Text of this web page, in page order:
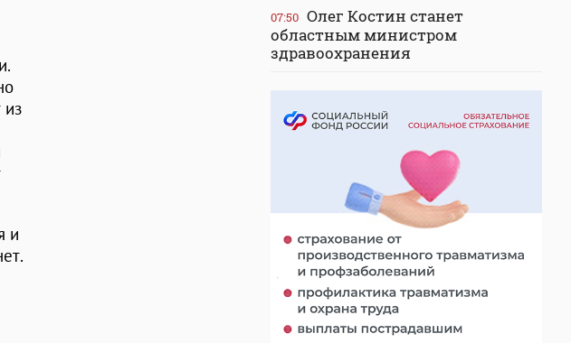
из
и
07:50 Олег Костин станет
областным министром
здравоохранения